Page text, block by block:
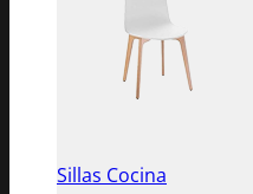
Sillas Cocina